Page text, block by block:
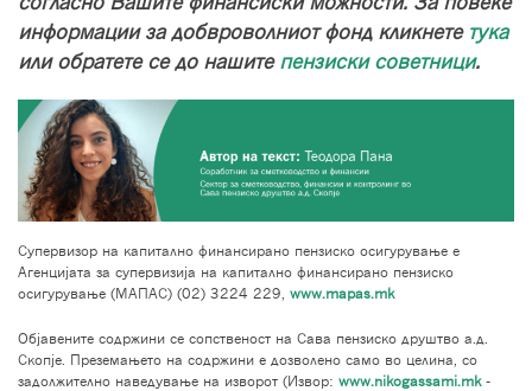
информации за добвроволниот фонд кликнете тука
или обратете се до нашитепензиски советници.
Супервизор на капитално финансирано пензиско осигурување е
Агенцијата за супервизија на капитално финансирано пензиско
осигурување (МАПАС) (02) 3224 229, www.mapas.mk
Објавените содржини се сопственост на Сава пензиско друштво а.д.
Скопје. Преземањето на содржини е дозволено само во целина, со
задолжително наведување на изворот (Извор: www.nikogassami.mk-